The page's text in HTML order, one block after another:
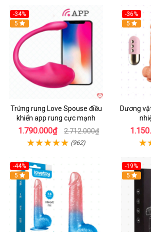
-34%
5
Trứng rung Love Spouse điều
khiển app rung cực mạnh
1.790.000₫ 2.712.000₫
(962)
-36%
5
Dương
-44%
Hot
5
-19%
Hot
5